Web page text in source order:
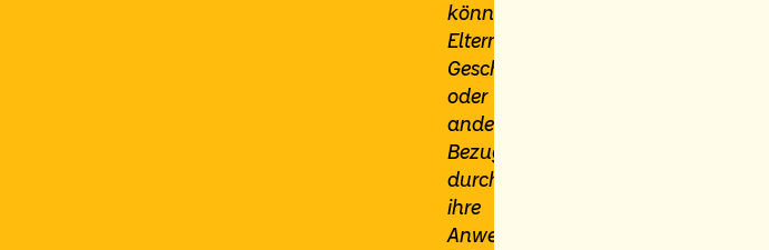
können
Eltern,
Geschwister
oder
andere
Bezugspersonen
durch
ihre
Anwesenheit